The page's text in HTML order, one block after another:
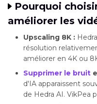
Pourquoi
améliorer les
Upscaling 8K :
résolution
améliorer en 4K ou
Supprimer le bruit
d'IA apparaissent
de Hedra AI. VikPea